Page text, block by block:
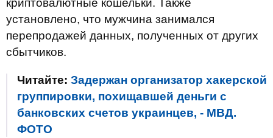
криптовалютные кошельки. Также
установлено, что мужчина занимался
перепродажей данных, полученных от других
сбытчиков.
Читайте: Задержан организатор хакерской
группировки, похищавшей деньги с
банковских счетов украинцев, - МВД.
ФОТО